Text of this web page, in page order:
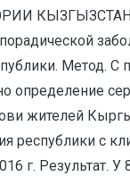
Метод.
определение
жителей
республики с
г.